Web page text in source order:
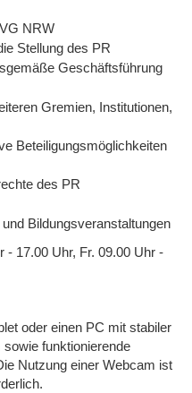
NRW
Stellung des PR
Geschäftsführung
Gremien, Institutionen,
Beteiligungsmöglichkeiten
des PR
Bildungsveranstaltungen
- 17.00 Uhr, Fr. 09.00 Uhr -
oder einen PC mit stabiler
funktionierende
Nutzung einer Webcam ist